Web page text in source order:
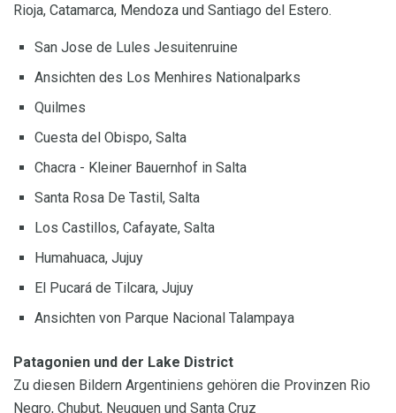
Rioja, Catamarca, Mendoza und Santiago del Estero.
San Jose de Lules Jesuitenruine
Ansichten des Los Menhires Nationalparks
Quilmes
Cuesta del Obispo, Salta
Chacra - Kleiner Bauernhof in Salta
Santa Rosa De Tastil, Salta
Los Castillos, Cafayate, Salta
Humahuaca, Jujuy
El Pucará de Tilcara, Jujuy
Ansichten von Parque Nacional Talampaya
Patagonien und der Lake District
Zu diesen Bildern Argentiniens gehören die Provinzen Rio
Negro, Chubut, Neuquen und Santa Cruz